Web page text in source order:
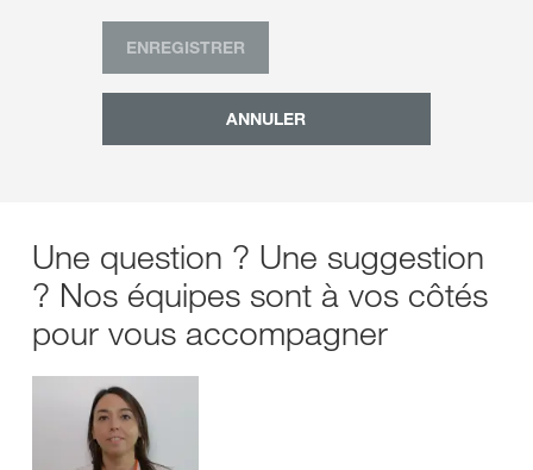
ANNULER
ENREGISTRER
Une question ? Une suggestion
? Nos équipes sont à vos côtés
pour vous accompagner